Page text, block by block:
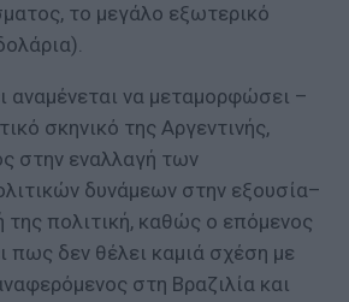
το μεγάλο εξωτερικό
αναμένεται να μεταμορφώσει –
σκηνικό της Αργεντινής,
στην εναλλαγή των
δυνάμεων στην εξουσία–
της πολιτική, καθώς ο επόμενος
πως δεν θέλει καμιά σχέση με
στη Βραζιλία και